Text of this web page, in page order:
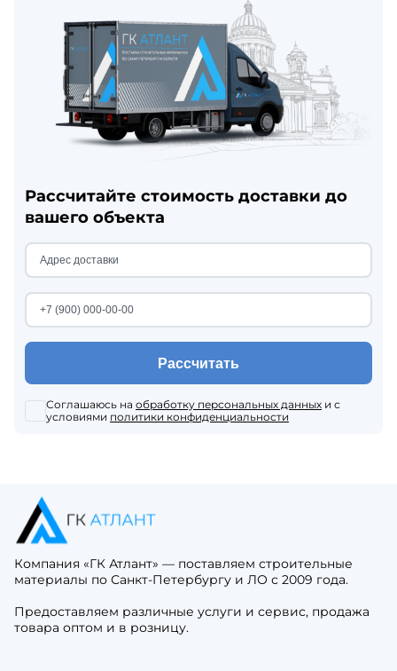
Рассчитайте стоимость доставки до
вашего объекта
Рассчитать
Соглашаюсь на обработку персональных данных и с
условиями политики конфиденциальности
Компания «ГК Атлант» — поставляем строительные
материалы по Санкт-Петербургу и ЛО с 2009 года.
Предоставляем различные услуги и сервис, продажа
товара оптом и в розницу.